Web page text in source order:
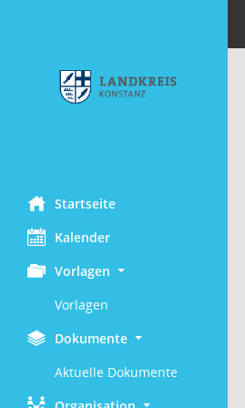
Startseite
Kalender
Vorlagen
Vorlagen
Dokumente
Aktuelle Dokumente